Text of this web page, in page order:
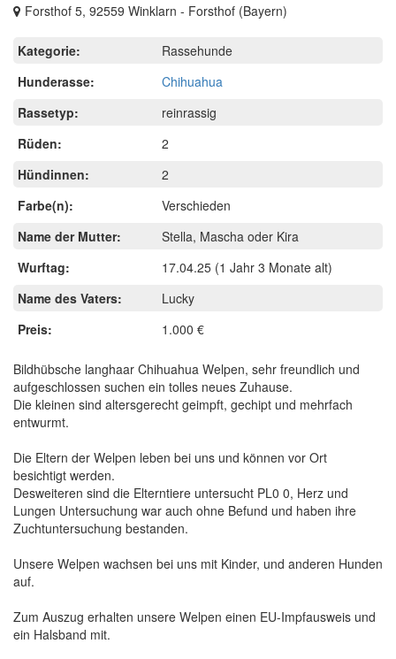
Forsthof 5, 92559 Winklarn - Forsthof (Bayern)
Kategorie:
Rassehunde
Hunderasse:
Chihuahua
Rassetyp:
reinrassig
Rüden:
2
Hündinnen:
2
Farbe(n):
Verschieden
Name der Mutter:
Stella, Mascha oder Kira
Wurftag:
17.04.25 (1 Jahr 3 Monate alt)
Name des Vaters:
Lucky
Preis:
1.000 €
Bildhübsche langhaar Chihuahua Welpen, sehr freundlich und
aufgeschlossen suchen ein tolles neues Zuhause.
Die kleinen sind altersgerecht geimpft, gechipt und mehrfach
entwurmt.
Die Eltern der Welpen leben bei uns und können vor Ort
besichtigt werden.
Desweiteren sind die Elterntiere untersucht PL0 0, Herz und
Lungen Untersuchung war auch ohne Befund und haben ihre
Zuchtuntersuchung bestanden.
Unsere Welpen wachsen bei uns mit Kinder, und anderen Hunden
auf.
Zum Auszug erhalten unsere Welpen einen EU-Impfausweis und
ein Halsband mit.